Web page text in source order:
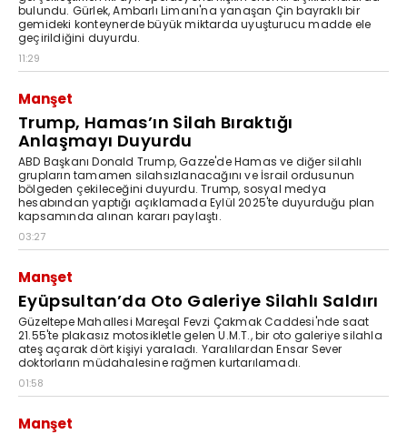
bulundu. Gürlek, Ambarlı Limanı'na yanaşan Çin bayraklı bir
gemideki konteynerde büyük miktarda uyuşturucu madde ele
geçirildiğini duyurdu.
11:29
Manşet
Trump, Hamas’ın Silah Bıraktığı
Anlaşmayı Duyurdu
ABD Başkanı Donald Trump, Gazze'de Hamas ve diğer silahlı
grupların tamamen silahsızlanacağını ve İsrail ordusunun
bölgeden çekileceğini duyurdu. Trump, sosyal medya
hesabından yaptığı açıklamada Eylül 2025'te duyurduğu plan
kapsamında alınan kararı paylaştı.
03:27
Manşet
Eyüpsultan’da Oto Galeriye Silahlı Saldırı
Güzeltepe Mahallesi Mareşal Fevzi Çakmak Caddesi'nde saat
21.55'te plakasız motosikletle gelen U.M.T., bir oto galeriye silahla
ateş açarak dört kişiyi yaraladı. Yaralılardan Ensar Sever
doktorların müdahalesine rağmen kurtarılamadı.
01:58
Manşet